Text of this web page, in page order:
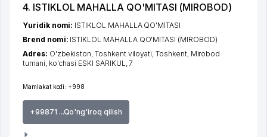
4. ISTIKLOL MAHALLA QO'MITASI (MIROBOD)
Mamlakat kodi: +998
+99871 ...Qo'ng'iroq qilish
Yuridik nomi: ISTIKLOL MAHALLA QO'MITASI
Brend nomi: ISTIKLOL MAHALLA QO'MITASI (MIROBOD)
Adres: O'zbekiston,Toshkent viloyati ,Toshkent, Mirobod
tumani ko'chasi ESKI SARIKUL , 7